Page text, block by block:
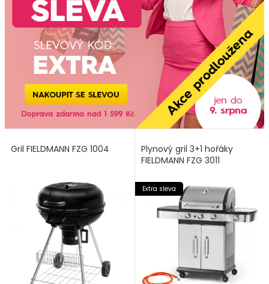
Gril FIELDMANN FZG 1004
Plynový gril 3+1 hořáky
FIELDMANN FZG 3011
Extra sleva